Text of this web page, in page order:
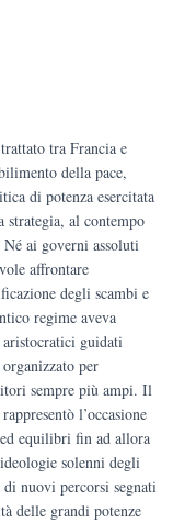
tra Francia e
della pace,
di potenza esercitata
strategia, al contempo
ai governi assoluti
affrontare
degli scambi e
regime aveva
guidati
per
sempre più ampi. Il
l’occasione
equilibri fin ad allora
solenni degli
nuovi percorsi segnati
delle grandi potenze